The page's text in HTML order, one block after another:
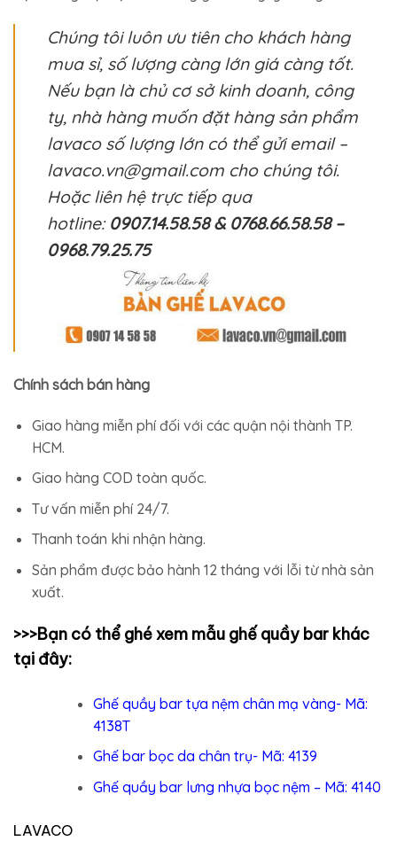
Chúng tôi luôn ưu tiên cho khách hàng
mua sỉ, số lượng càng lớn giá càng tốt.
Nếu bạn là chủ cơ sở kinh doanh, công
ty, nhà hàng muốn đặt hàng sản phẩm
lavaco số lượng lớn có thể gửi email –
lavaco.vn@gmail.com cho chúng tôi.
Hoặc liên hệ trực tiếp qua
hotline: 0907.14.58.58 & 0768.66.58.58 –
0968.79.25.75
Chính sách bán hàng
Giao hàng miễn phí đối với các quận nội thành TP.
HCM.
Giao hàng COD toàn quốc.
Tư vấn miễn phí 24/7.
Thanh toán khi nhận hàng.
Sản phẩm được bảo hành 12 tháng với lỗi từ nhà sản
xuất.
>>>Bạn có thể ghé xem mẫu ghế quầy bar khác
tại đây:
Ghế quầy bar tựa nệm chân mạ vàng- Mã:
4138T
Ghế bar bọc da chân trụ- Mã: 4139
Ghế quầy bar lưng nhựa bọc nệm – Mã: 4140
LAVACO